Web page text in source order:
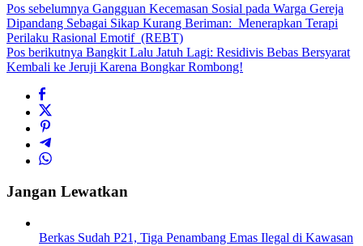
Pos sebelumnya Gangguan Kecemasan Sosial pada Warga Gereja
Dipandang Sebagai Sikap Kurang Beriman: Menerapkan Terapi
Perilaku Rasional Emotif (REBT)
Pos berikutnya Bangkit Lalu Jatuh Lagi: Residivis Bebas Bersyarat
Kembali ke Jeruji Karena Bongkar Rombong!
Jangan Lewatkan
Berkas Sudah P21, Tiga Penambang Emas Ilegal di Kawasan